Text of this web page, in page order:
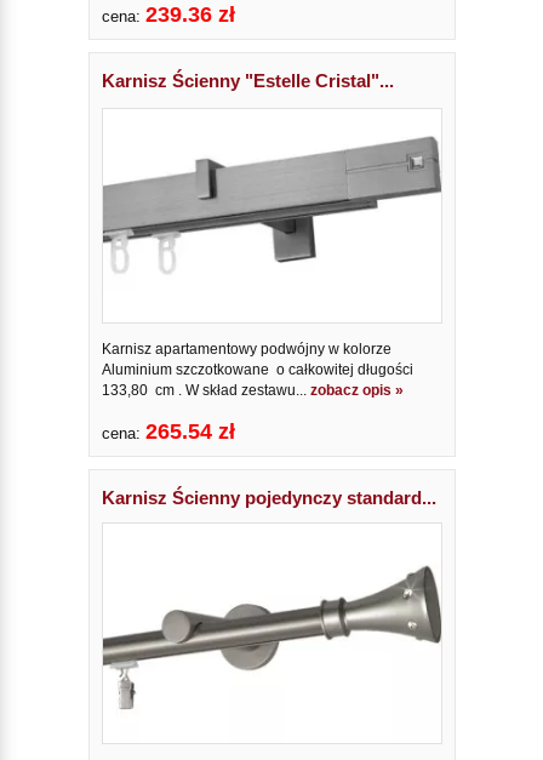
cena: 239.36 zł
Karnisz Ścienny "Estelle Cristal"...
Karnisz apartamentowy podwójny w kolorze
Aluminium szczotkowane o całkowitej długości
133,80 cm . W skład zestawu... zobacz opis »
cena: 265.54 zł
Karnisz Ścienny pojedynczy standard...